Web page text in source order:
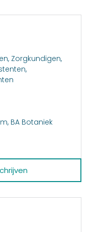
Zorgkundigen,
BA Botaniek